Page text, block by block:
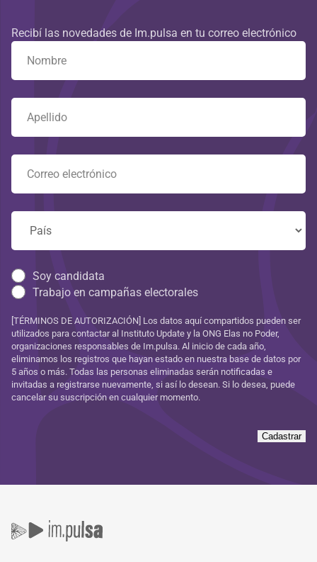
Recibí las novedades de Im.pulsa en tu correo electrónico
Soy candidata
Trabajo en campañas electorales
[TÉRMINOS DE AUTORIZACIÓN] Los datos aquí compartidos pueden ser
utilizados para contactar al Instituto Update y la ONG Elas no Poder,
organizaciones responsables de Im.pulsa. Al inicio de cada año,
eliminamos los registros que hayan estado en nuestra base de datos por
5 años o más. Todas las personas eliminadas serán notificadas e
invitadas a registrarse nuevamente, si así lo desean. Si lo desea, puede
cancelar su suscripción en cualquier momento.
Cadastrar